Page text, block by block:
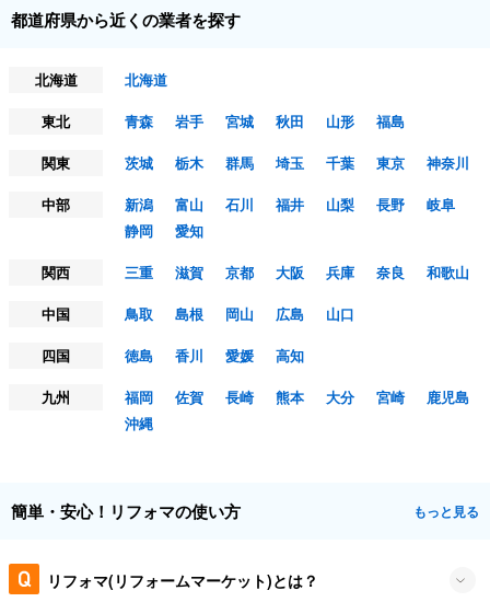
都道府県から近くの業者を探す
北海道
北海道
東北
青森 岩手 宮城 秋田 山形
福島
関東
茨城 栃木 群馬 埼玉 千葉 東京
神奈川
中部
新潟 富山 石川 福井 山梨 長野
岐阜
静岡
愛知
関西
三重 滋賀 京都 大阪 兵庫 奈良
和歌山
中国
鳥取 島根 岡山 広島
山口
四国
徳島 香川 愛媛
高知
九州
福岡 佐賀 長崎 熊本 大分 宮崎
鹿児島
沖縄
簡単・安心！リフォマの使い方 もっと見る
リフォマ(リフォームマーケット)とは？